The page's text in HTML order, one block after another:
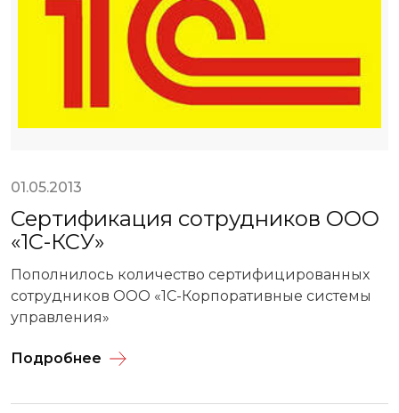
01.05.2013
Сертификация сотрудников ООО
«1С-КСУ»
Пополнилось количество сертифицированных
сотрудников ООО «1С-Корпоративные системы
управления»
Подробнее